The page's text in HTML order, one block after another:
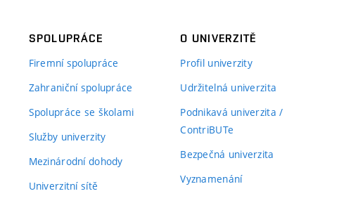
SPOLUPRÁCE
Firemní spolupráce
Zahraniční spolupráce
Spolupráce se školami
Služby univerzity
Mezinárodní dohody
Univerzitní sítě
O UNIVERZITĚ
Profil univerzity
Udržitelná univerzita
Podnikavá univerzita /
ContriBUTe
Bezpečná univerzita
Vyznamenání